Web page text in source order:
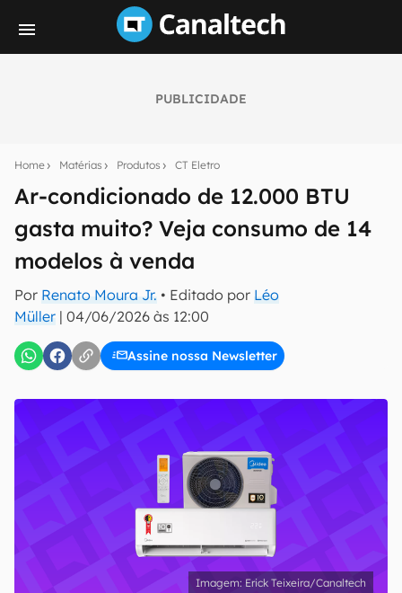
PUBLICIDADE
Home Matérias Produtos CT Eletro
Ar-condicionado de 12.000 BTU
gasta muito? Veja consumo de 14
modelos à venda
Por Renato Moura Jr. • Editado por Léo
Müller | 04/06/2026 às 12:00
Assine nossa Newsletter
notícias e reviews sobre tecnologia em primeira
E-mail
inscreva-se
Confirmo que li, aceito e concordo com os Termos de
Uso e Política de Privacidade do Canaltech.
Erick Teixeira/Canaltech